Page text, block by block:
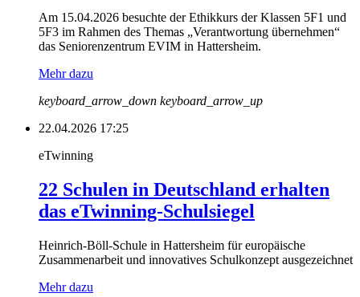
Am 15.04.2026 besuchte der Ethikkurs der Klassen 5F1 und
5F3 im Rahmen des Themas „Verantwortung übernehmen“
das Seniorenzentrum EVIM in Hattersheim.
Mehr dazu
keyboard_arrow_down keyboard_arrow_up
22.04.2026 17:25
eTwinning
22 Schulen in Deutschland erhalten
das eTwinning-Schulsiegel
Heinrich-Böll-Schule in Hattersheim für europäische
Zusammenarbeit und innovatives Schulkonzept ausgezeichnet
Mehr dazu